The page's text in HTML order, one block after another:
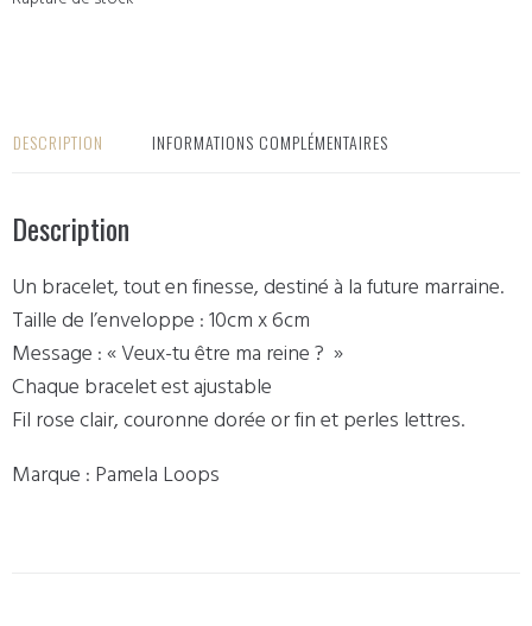
DESCRIPTION INFORMATIONS COMPLÉMENTAIRES
Description
Un bracelet, tout en finesse, destiné à la future marraine.
Taille de l’enveloppe : 10cm x 6cm
Message : « Veux-tu être ma reine ? »
Chaque bracelet est ajustable
Fil rose clair, couronne dorée or fin et perles lettres.
Marque : Pamela Loops